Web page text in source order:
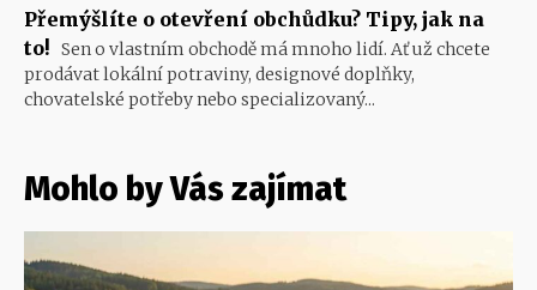
Přemýšlíte o otevření obchůdku? Tipy, jak na
to! Sen o vlastním obchodě má mnoho lidí. Ať už chcete
prodávat lokální potraviny, designové doplňky,
chovatelské potřeby nebo specializovaný...
Mohlo by Vás zajímat